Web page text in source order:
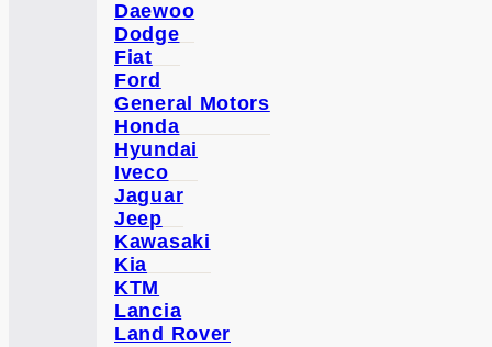
Daewoo
Dodge
Fiat
Ford
General Motors
Honda
Hyundai
Iveco
Jaguar
Jeep
Kawasaki
Kia
KTM
Lancia
Land Rover